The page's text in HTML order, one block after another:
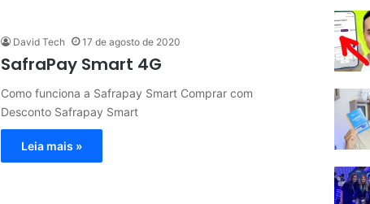
David Tech 17 de agosto de 2020
SafraPay Smart 4G
Como funciona a Safrapay Smart Comprar com
Desconto Safrapay Smart
Leia mais »